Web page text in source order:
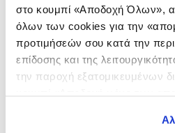
στο κουμπί «Αποδοχή Όλων»,
όλων των cookies για την
προτιμήσεών σου κατά την
επίδοσης και της
την παροχή εξατομικευμένων
site cookies. Ενημερώσου για